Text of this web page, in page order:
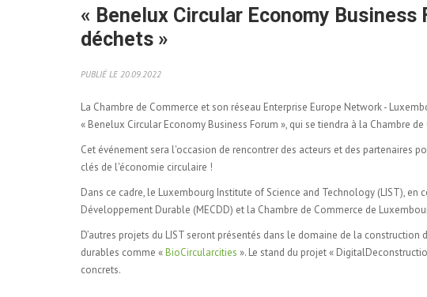
« Benelux Circular Economy
déchets »
PUBLIÉ LE 20.09.2022
La Chambre de Commerce et son réseau Enterprise Europe Network -
« Benelux Circular Economy Business Forum », qui se tiendra à la Chambre
Cet événement sera l'occasion de rencontrer des acteurs et des partenaires
clés de l'économie circulaire !
Dans ce cadre, le Luxembourg Institute of Science and Technology (LIST),
Développement Durable (MECDD) et la Chambre de Commerce de
D’autres projets du LIST seront présentés dans le domaine de la construction
durables comme «BioCircularcities ». Le stand du projet «
concrets.